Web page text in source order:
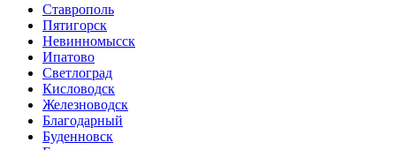
Ставрополь
Пятигорск
Невинномысск
Ипатово
Светлоград
Кисловодск
Железноводск
Благодарный
Буденновск